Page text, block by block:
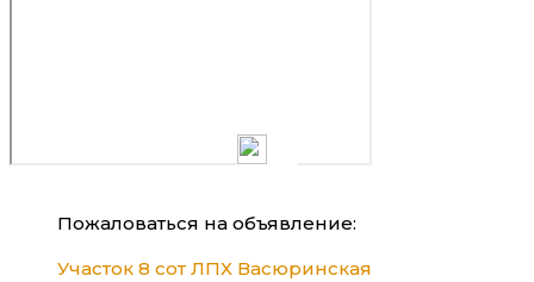
Пожаловаться на объявление:
Участок 8 сот ЛПХ Васюринская